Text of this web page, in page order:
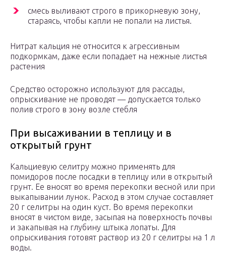
смесь выливают строго в прикорневую зону,
стараясь, чтобы капли не попали на листья.
Нитрат кальция не относится к агрессивным
подкормкам, даже если попадает на нежные листья
растения
Средство осторожно используют для рассады,
опрыскивание не проводят — допускается только
полив строго в зону возле стебля
При высаживании в теплицу и в
открытый грунт
Кальциевую селитру можно применять для
помидоров после посадки в теплицу или в открытый
грунт. Ее вносят во время перекопки весной или при
выкапывании лунок. Расход в этом случае составляет
20 г селитры на один куст. Во время перекопки
вносят в чистом виде, засыпая на поверхность почвы
и закапывая на глубину штыка лопаты. Для
опрыскивания готовят раствор из 20 г селитры на 1 л
воды.